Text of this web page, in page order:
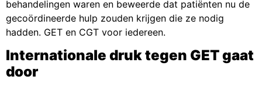
behandelingen waren en beweerde dat patiënten nu de
gecoördineerde hulp zouden krijgen die ze nodig
hadden. GET en CGT voor iedereen.
Internationale druk tegen GET gaat
door